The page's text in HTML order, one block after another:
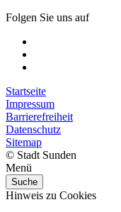
Folgen Sie uns auf
Startseite
Impressum
Barrierefreiheit
Datenschutz
Sitemap
© Stadt Sunden
Menü
Suche
Hinweis zu Cookies